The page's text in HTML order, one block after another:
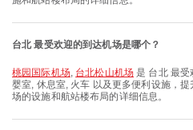
台北 最受欢迎的到达机场是哪个？
桃园国际机场, 台北松山机场是 台北 最受
婴室, 休息室, 火车 以及更多便利设施，
场的设施和航站楼布局的详细信息。